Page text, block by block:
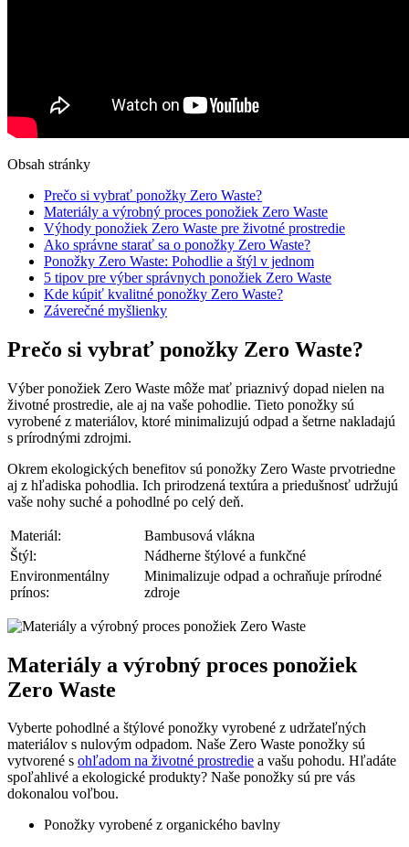
Obsah stránky
Prečo si vybrať ponožky Zero Waste?
Materiály a výrobný proces ponožiek Zero Waste
Výhody ponožiek Zero Waste pre životné prostredie
Ako správne starať sa o ponožky Zero Waste?
Ponožky Zero Waste: Pohodlie a štýl v jednom
5 tipov pre výber správnych ponožiek Zero Waste
Kde kúpiť kvalitné ponožky Zero Waste?
Záverečné myšlienky
Prečo si vybrať ponožky Zero Waste?
Výber ponožiek Zero Waste môže mať priaznivý dopad nielen na
životné prostredie, ale aj na vaše pohodlie. Tieto ponožky sú
vyrobené z materiálov, ktoré minimalizujú odpad a šetrne nakladajú
s prírodnými zdrojmi.
Okrem ekologických benefitov sú ponožky Zero Waste prvotriedne
aj z hľadiska pohodlia. Ich prirodzená textúra a priedušnosť udržujú
vaše nohy suché a pohodlné po celý deň.
Materiál:
Bambusová vlákna
Štýl:
Nádherne štýlové a funkčné
Environmentálny
prínos:
Minimalizuje odpad a ochraňuje prírodné
zdroje
Materiály a výrobný proces ponožiek
Zero Waste
Vyberte pohodlné a štýlové ponožky vyrobené z udržateľných
materiálov s nulovým odpadom. Naše Zero Waste ponožky sú
vytvorené s ohľadom na životné prostredie a vašu pohodu. Hľadáte
spoľahlivé a ekologické produkty? Naše ponožky sú pre vás
dokonalou voľbou.
Ponožky vyrobené z organického bavlny